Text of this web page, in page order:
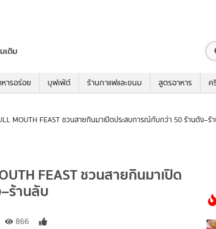
เติม
ารอร่อย บุฟเฟ่ต์ ร้านกาแฟและขนม สูตรอาหาร ค
MOUTH FEAST ชวนสายกินมาเปิดประสบการณ์กับกว่า 50 ร้านดัง–ร้
FEAST ชวนสายกินมาเปิด
ร้านลับ
866